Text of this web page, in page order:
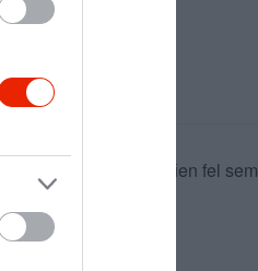
eldönteni. Egyszerűen fel sem
VargiTom